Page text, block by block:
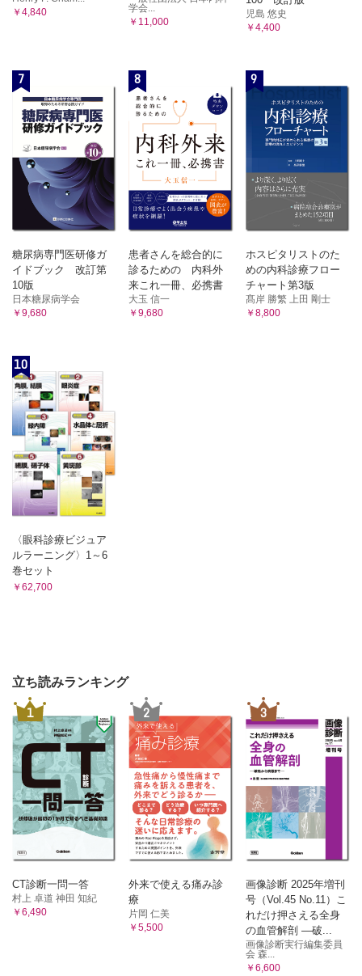
￥4,840
学会...
￥11,000
児島 悠史
￥4,400
7
糖尿病専門医研修ガ
イドブック 改訂第
10版
日本糖尿病学会
￥9,680
8
患者さんを総合的に
診るための 内科外
来これ一冊、必携書
大玉 信一
￥9,680
9
ホスピタリストのた
めの内科診療フロー
チャート第3版
髙岸 勝繁 上田 剛士
￥8,800
10
〈眼科診療ビジュア
ルラーニング〉1～6
巻セット
￥62,700
立ち読みランキング
1
CT診断一問一答
村上 卓道 神田 知紀
￥6,490
2
外来で使える痛み診
療
片岡 仁美
￥5,500
3
画像診断 2025年増刊
号（Vol.45 No.11）こ
れだけ押さえる全身
の血管解剖 ―破...
画像診断実行編集委員
会 森...
￥6,600